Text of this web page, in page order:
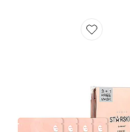
Favorite